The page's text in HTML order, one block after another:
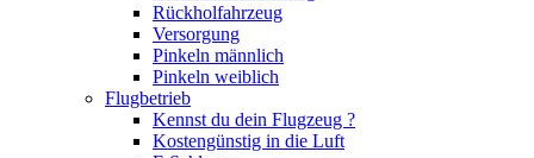
Rückholfahrzeug
Versorgung
Pinkeln männlich
Pinkeln weiblich
Flugbetrieb
Kennst du dein Flugzeug ?
Kostengünstig in die Luft